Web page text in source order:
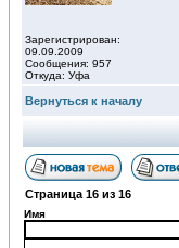
Зарегистрирован:
09.09.2009
Сообщения: 957
Откуда: Уфа
Вернуться к началу
Страница 16 из 16
Имя